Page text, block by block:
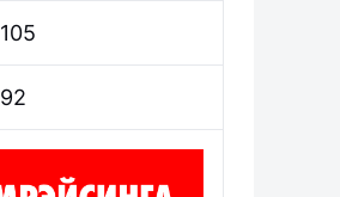
105
92